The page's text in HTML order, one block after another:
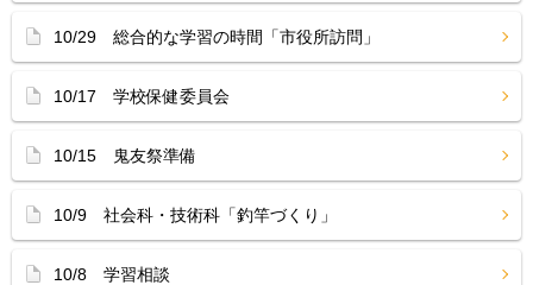
10/29 総合的な学習の時間「市役所訪問」
10/17 学校保健委員会
10/15 鬼友祭準備
10/9 社会科・技術科「釣竿づくり」
10/8 学習相談